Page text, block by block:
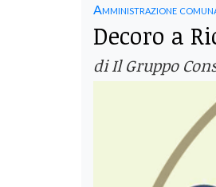
Amministrazione
Decoro a
di Il Gruppo